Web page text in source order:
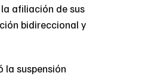
afiliación de sus
bidireccional y
la suspensión